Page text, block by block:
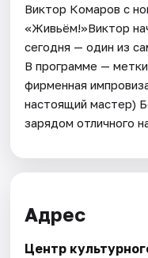
Виктор Комаров с
«Живьём!»Виктор
сегодня — один из
В программе —
фирменная
настоящий мастер)
зарядом отличного
Адрес
Центр